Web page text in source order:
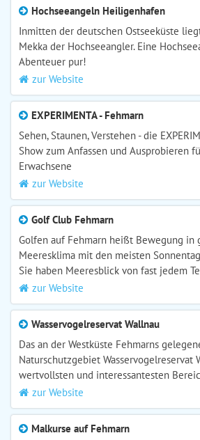
Hochseeangeln Heiligenhafen
Inmitten der deutschen Ostseeküste
Mekka der Hochseeangler. Eine
Abenteuer pur!
zur Website
EXPERIMENTA - Fehmarn
Sehen, Staunen, Verstehen - die
Show zum Anfassen und Ausprobieren
Erwachsene
zur Website
Golf Club Fehmarn
Golfen auf Fehmarn heißt Bewegung in
Meeresklima mit den meisten
Sie haben Meeresblick von fast jedem
zur Website
Wasservogelreservat Wallnau
Das an der Westküste Fehmarns
Naturschutzgebiet Wasservogelreservat
wertvollsten und interessantesten
zur Website
Malkurse auf Fehmarn